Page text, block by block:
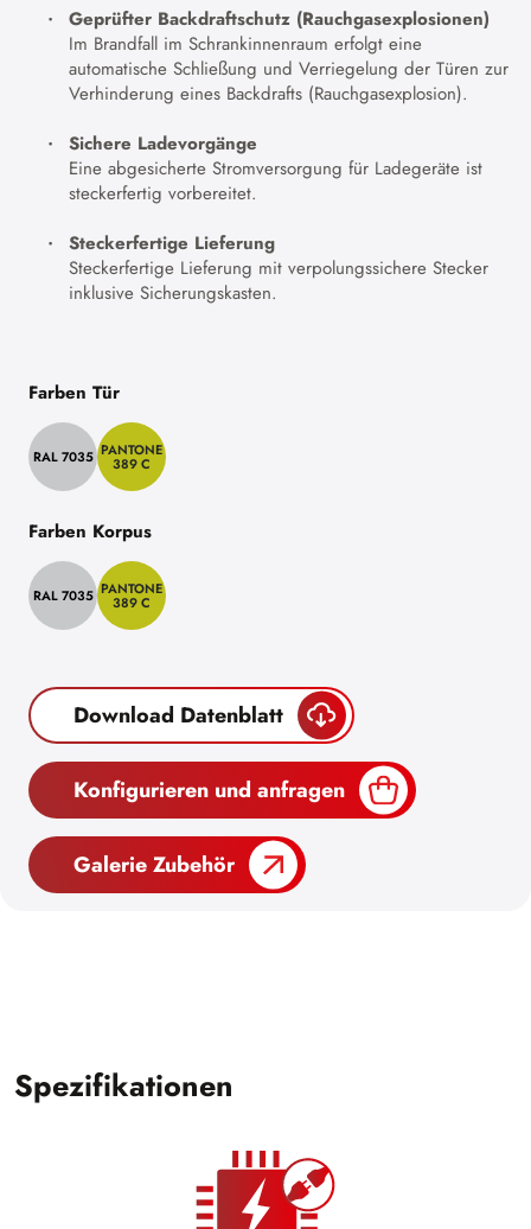
Geprüfter Backdraftschutz (Rauchgasexplosionen)
Im Brandfall im Schrankinnenraum erfolgt eine
automatische Schließung und Verriegelung der Türen zur
Verhinderung eines Backdrafts (Rauchgasexplosion).
Sichere Ladevorgänge
Eine abgesicherte Stromversorgung für Ladegeräte ist
steckerfertig vorbereitet.
Steckerfertige Lieferung
Steckerfertige Lieferung mit verpolungssichere Stecker
inklusive Sicherungskasten.
Farben Tür
RAL 7035 PANTONE
389 C
Farben Korpus
RAL 7035 PANTONE
389 C
Download Datenblatt
Konfigurieren und anfragen
Galerie Zubehör
Spezifikationen